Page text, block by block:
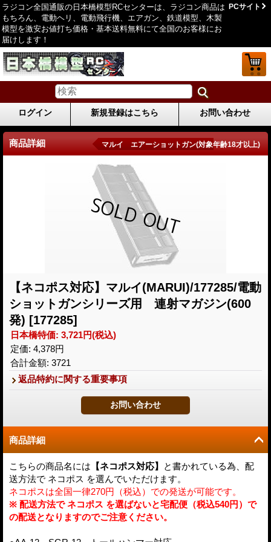
ラジコン全国通販の日本橋模型RCセンターは、ラジコン商品は
もちろん、電動ヘリ、電動飛行機、エアガン、鉄道模型、木製
模型を激安お値打ち価格・基本送料無料にて全国のお客様にお
届けします！
PCサイト
ログイン 新規登録はこちら お問い合わせ
商品詳細 マルイ エアーショットガン(対象年齢18才以上)
【ネコポス対応】マルイ(MARUI)/177285/電動
ショットガンシリーズ用 連射マガジン(600
発) [177285]
日本橋特価: 3,721円(税込)
定価: 4,378円
合計金額: 3721
返品特約に関する重要事項
商品詳細
こちらの商品名には 【ネコポス対応】
と書かれている為、配
送方法で ネコポス を選んでいただけます。
ネコポスは全国一律270円（税込）での発送が可能です。
※ 配送方法で ネコポス を選ばないと宅配便（税込540円）で
の配送となりますのでご注意ください。